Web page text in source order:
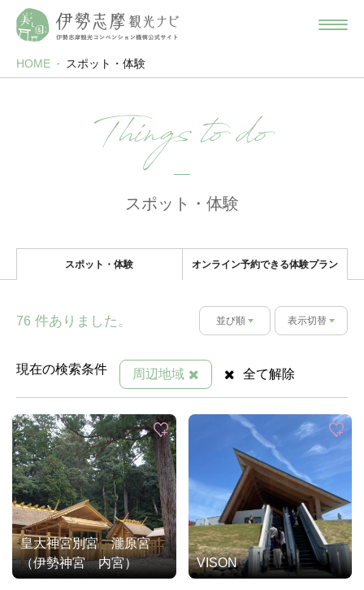
HOME スポット・体験
Things to do
スポット・体験
スポット・体験 オンライン予約できる体験プラン
76 件ありました。 並び順 表示切替
現在の検索条件 周辺地域 全て解除
皇大神宮別宮 瀧原宮
（伊勢神宮 内宮）
VISON